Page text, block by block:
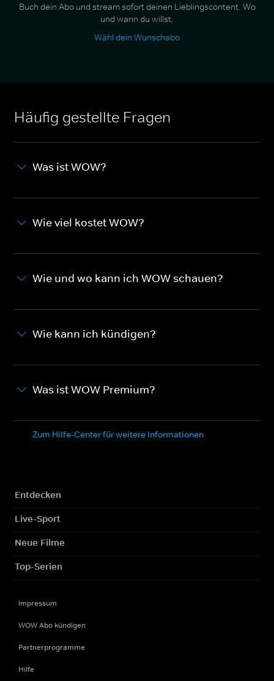
Buch dein Abo und stream sofort deinen Lieblingscontent. Wo
und wann du willst.
Wähl dein Wunschabo
Häufig gestellte Fragen
Was ist WOW?
Wie viel kostet WOW?
Wie und wo kann ich WOW schauen?
Wie kann ich kündigen?
Was ist WOW Premium?
Zum Hilfe-Center für weitere Informationen
Entdecken
Live-Sport
Neue Filme
Top-Serien
Impressum
WOW Abo kündigen
Partnerprogramme
Hilfe